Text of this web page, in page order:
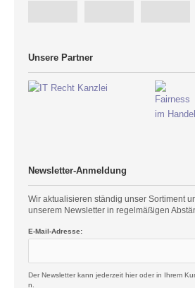
Unsere Partner
Newsletter-Anmeldung
Wir aktualisieren ständig unser Sortiment
unserem Newsletter in regelmäßigen
E-Mail-Adresse:
Der Newsletter kann jederzeit hier oder in Ihrem
n.